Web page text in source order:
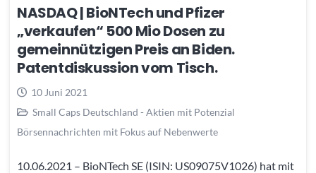
NASDAQ | BioNTech und Pfizer
„verkaufen“ 500 Mio Dosen zu
gemeinnützigen Preis an Biden.
Patentdiskussion vom Tisch.
10 Juni 2021
Small Caps Deutschland - Aktien mit Potenzial
Börsennachrichten mit Fokus auf Nebenwerte
10.06.2021 – BioNTech SE (ISIN: US09075V1026) hat mit